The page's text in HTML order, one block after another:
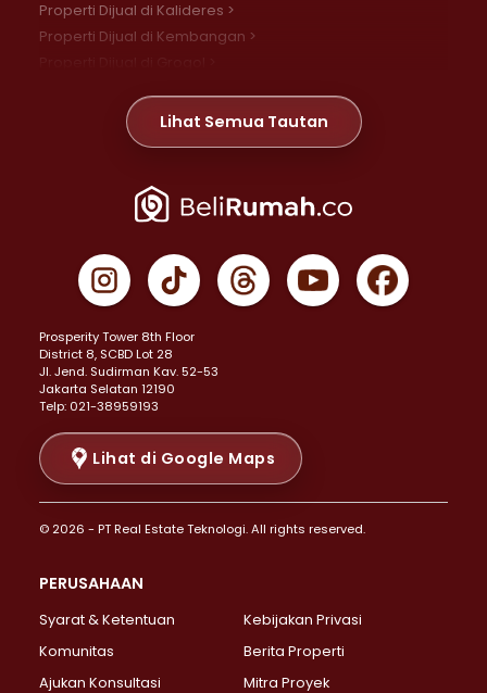
Properti Dijual di Kalideres >
Properti Dijual di Kembangan >
Properti Dijual di Meruya >
Properti Dijual di Jelambar >
Properti Dijual di Jakarta Pusat >
Properti Dijual di Gambir >
Properti Dijual di Johar Baru >
Properti Dijual di Menteng >
Properti Dijual di Senen >
Properti Dijual di Tanah Abang >
Properti Dijual di Cikini >
Properti Dijual di Kramat >
Properti Dijual di Pasar Baru >
Properti Dijual di Bendungan Hilir >
Properti Dijual di Jakarta Selatan >
Properti Dijual di Lebak Bulus >
Properti Dijual di Gandaria Selatan >
Properti Dijual di Pondok Labu >
Lihat Semua Tautan
Prosperity Tower 8th Floor
District 8, SCBD Lot 28
JI. Jend. Sudirman Kav. 52-53
Jakarta Selatan 12190
Telp: 021-38959193
Lihat di Google Maps
© 2026 - PT Real Estate Teknologi. All rights reserved.
PERUSAHAAN
Syarat & Ketentuan
Kebijakan Privasi
Komunitas
Berita Properti
Ajukan Konsultasi
Mitra Proyek